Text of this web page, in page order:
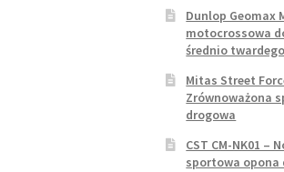
Dunlop Geomax
motocrossowa
średnio
Mitas Street
Zrównoważona
drogowa
CST CM-NK01 –
sportowa opona